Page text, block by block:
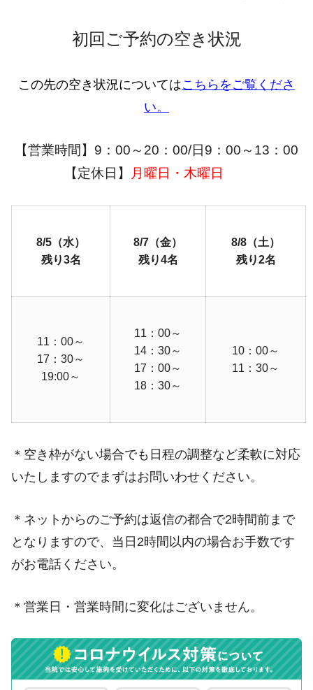
初回ご予約の空き状況
この先の空き状況についてはこちらをご覧くださ
い。
【営業時間】9：00～20：00/日9：00～13：00
【定休日】
月曜日・木曜 日
8/5 （水）
残り3名
8/7（金）
残り4名
8/8（土）
残り2名
11：00～
17：30～
19:00～
11：00～
14：30～
17：00～
18：30～
10：00～
11：30～
＊空き枠がない場合でも日程の調整など柔軟に対応
いたしますのでまずはお問いわせください。
＊ネットからのご予約は返信の都合で2時間前まで
となりますので、当日2時間以内の場合お手数です
がお電話ください。
＊営業日・営業時間に変化はございません。